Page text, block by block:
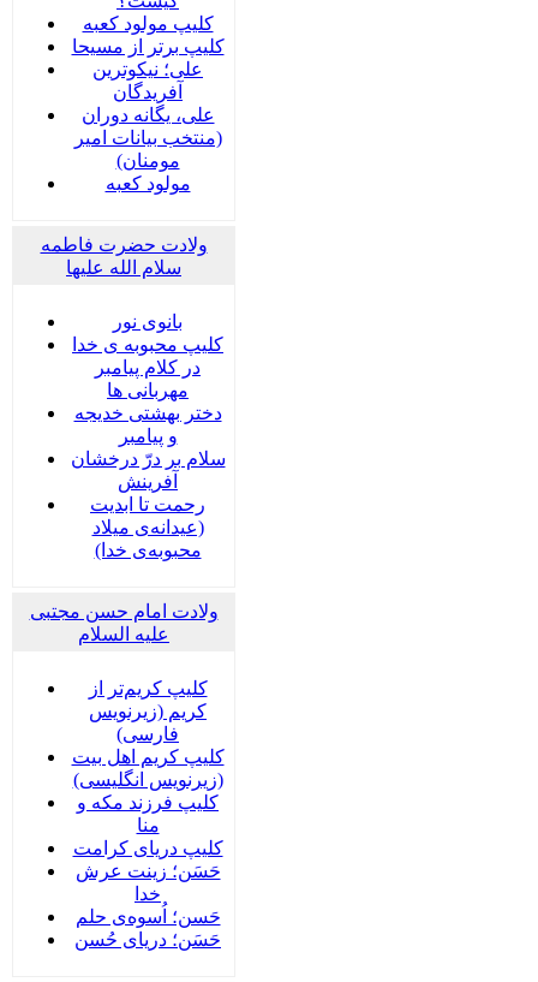
کلیپ مولود کعبه
کلیپ برتر از مسیحا
علی؛ نیکوترین
آفریدگان
علی، یگانه دوران
(منتخب بیانات امیر
مومنان)
مولود کعبه
ولادت حضرت فاطمه
سلام الله علیها
بانوی نور
کلیپ محبوبه ی خدا
در کلام پیامبر
مهربانی ها
دختر بهشتی خدیجه
و پیامبر
سلام بر درّ درخشان
آفرینش
رحمت تا ابدیت
(عیدانه‌ی میلاد
محبوبه‌ی خدا)
ولادت امام حسن مجتبی
علیه السلام
کلیپ کریم‌تر از
کریم (زیرنویس
فارسی)
کلیپ کریم اهل بیت
(زیرنویس انگلیسی)
کلیپ فرزند مکه و
منا
کلیپ دریای کرامت
حَسَن؛ زینت عرش
خدا
حَسن؛ اُسوه‌ی حلم
حَسَن؛ دریای حُسن